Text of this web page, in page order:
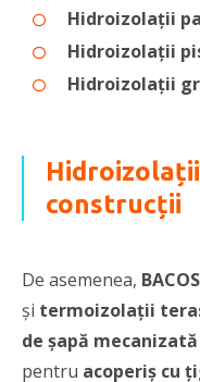
Hidroizolații
Hidroizolații
Hidroizolații
construcții
De asemenea,
și termoizolații
de șapă
pentru acoperiș cu